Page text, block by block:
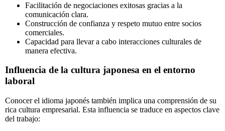
Facilitación de negociaciones exitosas gracias a la
comunicación clara.
Construcción de confianza y respeto mutuo entre socios
comerciales.
Capacidad para llevar a cabo interacciones culturales de
manera efectiva.
Influencia de la cultura japonesa en el entorno
laboral
Conocer el idioma japonés también implica una comprensión de su
rica cultura empresarial. Esta influencia se traduce en aspectos clave
del trabajo: